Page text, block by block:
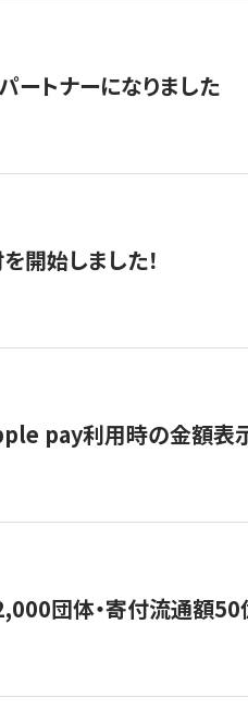
ートナーになりました
開始しました！
pay利用時の金額表
団体・寄付流通額50